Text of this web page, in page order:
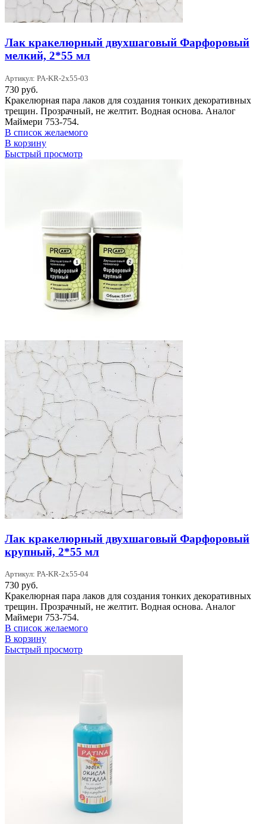
Лак кракелюрный двухшаговый Фарфоровый
мелкий, 2*55 мл
Артикул: PA-KR-2x55-03
730 руб.
Кракелюрная пара лаков для создания тонких декоративных
трещин. Прозрачный, не желтит. Водная основа. Аналог
Маймери 753-754.
В список желаемого
В корзину
Быстрый просмотр
Лак кракелюрный двухшаговый Фарфоровый
крупный, 2*55 мл
Артикул: PA-KR-2x55-04
730 руб.
Кракелюрная пара лаков для создания тонких декоративных
трещин. Прозрачный, не желтит. Водная основа. Аналог
Маймери 753-754.
В список желаемого
В корзину
Быстрый просмотр